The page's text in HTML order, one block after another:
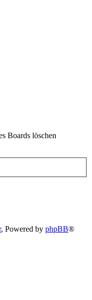
Boards löschen
, Powered by phpBB®